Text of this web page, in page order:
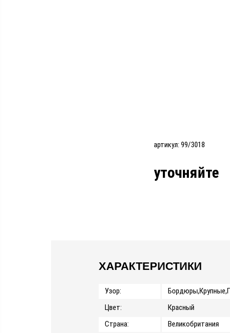
артикул: 99/3018
уточняйте
ХАРАКТЕРИСТИКИ
Узор:
Цвет:
Красный
Страна:
Великобритания